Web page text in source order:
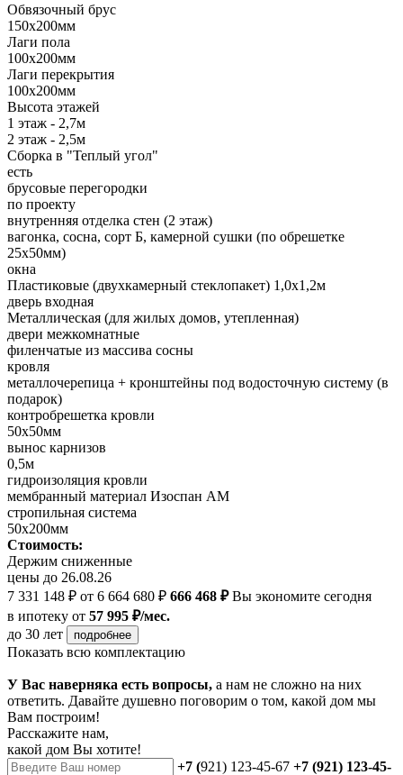
Обвязочный брус
150х200мм
Лаги пола
100х200мм
Лаги перекрытия
100х200мм
Высота этажей
1 этаж - 2,7м
2 этаж - 2,5м
Сборка в "Теплый угол"
есть
брусовые перегородки
по проекту
внутренняя отделка стен (2 этаж)
вагонка, сосна, сорт Б, камерной сушки (по обрешетке
25х50мм)
окна
Пластиковые (двухкамерный стеклопакет) 1,0х1,2м
дверь входная
Металлическая (для жилых домов, утепленная)
двери межкомнатные
филенчатые из массива сосны
кровля
металлочерепица + кронштейны под водосточную систему (в
подарок)
контробрешетка кровли
50х50мм
вынос карнизов
0,5м
гидроизоляция кровли
мембранный материал Изоспан АМ
стропильная система
50х200мм
Стоимость:
Держим сниженные
цены до 26.08.26
7 331 148 ₽ от 6 664 680 ₽ 666 468 ₽Вы экономите сегодня
в ипотеку от 57 995 ₽/мес.
до 30 лет
подробнее
Показать всю комплектацию
У Вас наверняка есть вопросы, а нам не сложно на них
ответить. Давайте душевно поговорим о том, какой дом мы
Вам построим!
Расскажите нам,
какой дом Вы хотите!
+7 (921) 123-45-67 +7 (921) 123-45-